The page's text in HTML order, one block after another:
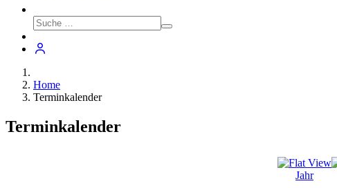
Home
Terminkalender
Terminkalender
Jahr